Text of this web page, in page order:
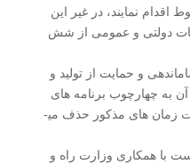
نمایند، در غیر این
دولتی و عمومی از شش
ساماندهی و حمایت از تولید و
به چهارچوب برنامه های
زمان های مذکور حذف می­
است با همکاری وزارت راه و